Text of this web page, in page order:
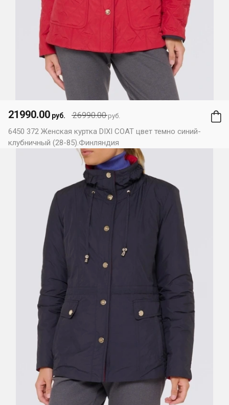
26990.00руб.
21990.00 руб.
6450 372 Женская куртка DIXI COAT цвет темно синий-
клубничный (28-85).Финляндия